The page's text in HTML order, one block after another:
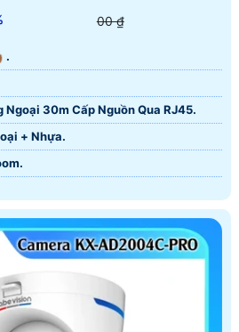
00 ₫
.
Ngoại 30m Cấp Nguồn Qua RJ45.
+ Nhựa.